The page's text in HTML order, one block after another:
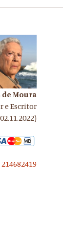
Moura
e Escritor
214682419